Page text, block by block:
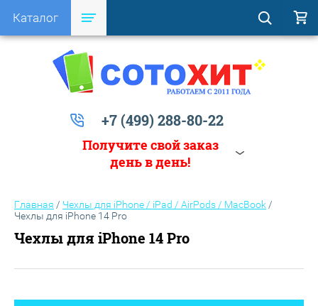
Каталог
+7 (499) 288-80-22
Получите свой заказ
день в день!
Главная / Чехлы для iPhone / iPad / AirPods / MacBook /
Чехлы для iPhone 14 Pro
Чехлы для iPhone 14 Pro